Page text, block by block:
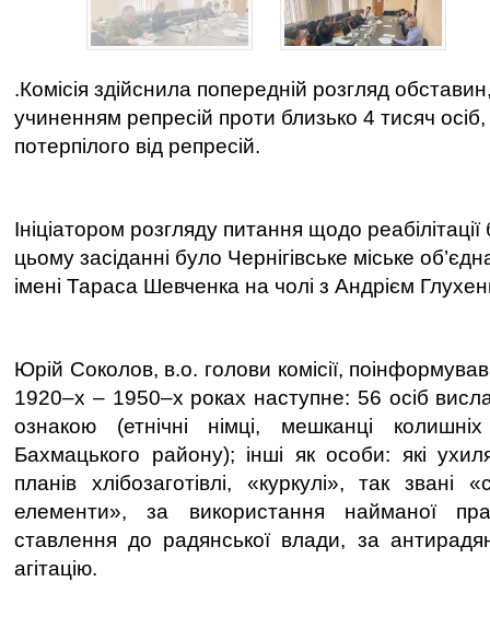
.Комісія здійснила попередній розгляд
учиненням репресій проти близько 4 тисяч
потерпілого від репресій.
Ініціатором розгляду питання щодо реабілітації
цьому засіданні було Чернігівське міське
імені Тараса Шевченка на чолі з Андрієм
Юрій Соколов, в.о. голови комісії,
1920–х – 1950–х роках наступне: 56 осіб
ознакою (етнічні німці, мешканці
Бахмацького району); інші як особи: які
планів хлібозаготівлі, «куркулі»,так звані«
елементи»,за використання найманої
ставлення до радянської влади, за
агітацію.